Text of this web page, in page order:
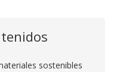
sostenibles